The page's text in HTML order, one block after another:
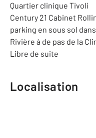
Quartier clinique Tivoli
Century 21 Cabinet
parking en sous sol
Rivière à de pas de la
Libre de suite
Localisation